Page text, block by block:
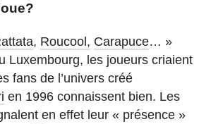
, Roucool, Carapuce… »
Luxembourg, les joueurs criaient
fans de l’univers créé
en 1996 connaissent bien. Les
en effet leur « présence »